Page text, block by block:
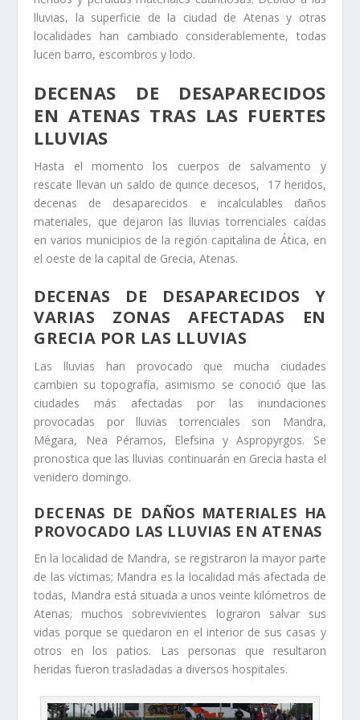
lluvias, la superficie de la ciudad de Atenas y otras
localidades han cambiado considerablemente, todas
lucen barro, escombros y lodo.
DECENAS DE DESAPARECIDOS
EN ATENAS TRAS LAS FUERTES
LLUVIAS
Hasta el momento los cuerpos de salvamento y
rescate llevan un saldo de quince decesos, 17 heridos,
decenas de desaparecidos e incalculables daños
materiales, que dejaron las lluvias torrenciales caídas
en varios municipios de la región capitalina de Ática, en
el oeste de la capital de Grecia, Atenas.
DECENAS DE DESAPARECIDOS Y
VARIAS ZONAS AFECTADAS EN
GRECIA POR LAS LLUVIAS
Las lluvias han provocado que mucha ciudades
cambien su topografía, asimismo se conoció que las
ciudades más afectadas por las inundaciones
provocadas por lluvias torrenciales son Mandra,
Mégara, Nea Péramos, Elefsina y Aspropyrgos. Se
pronostica que las lluvias continuarán en Grecia hasta el
venidero domingo.
DECENAS DE DAÑOS MATERIALES HA
PROVOCADO LAS LLUVIAS EN ATENAS
En la localidad de Mandra, se registraron la mayor parte
de las víctimas; Mandra es la localidad más afectada de
todas, Mandra está situada a unos veinte kilómetros de
Atenas; muchos sobrevivientes lograron salvar sus
vidas porque se quedaron en el interior de sus casas y
otros en los patios. Las personas que resultaron
heridas fueron trasladadas a diversos hospitales.